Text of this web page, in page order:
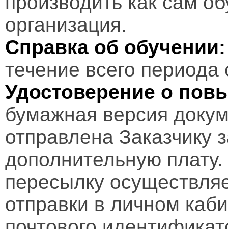
организация.
Справка об обучении:
течение всего периода
Удостоверение о
бумажная версия
отправлена Заказчику
дополнительную
пересылку
отправки в личном